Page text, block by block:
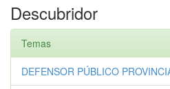
Descubridor
Temas
DEFENSOR PÚBLICO